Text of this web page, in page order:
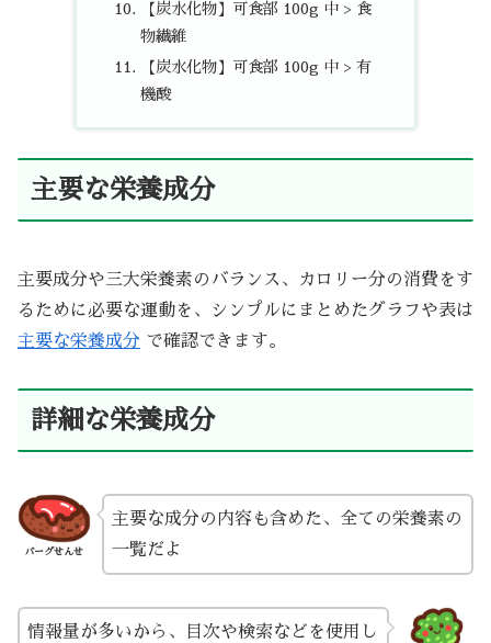
【炭水化物】可食部 100g 中 > 食
物繊維
【炭水化物】可食部 100g 中 > 有
機酸
主要な栄養成分
主要成分や三大栄養素のバランス、カロリー分の消費をす
るために必要な運動を、シンプルにまとめたグラフや表は
主要な栄養成分 で確認できます。
詳細な栄養成分
バーグせんせ
主要な成分の内容も含めた、全ての栄養素の
一覧だよ
情報量が多いから、目次や検索などを使用し